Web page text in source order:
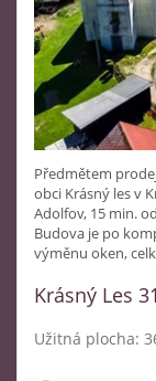
Předmětem
obci Krásný les v
Adolfov, 15 min.
Budova je po
výměnu oken,
Krásný Les
Užitná plocha: